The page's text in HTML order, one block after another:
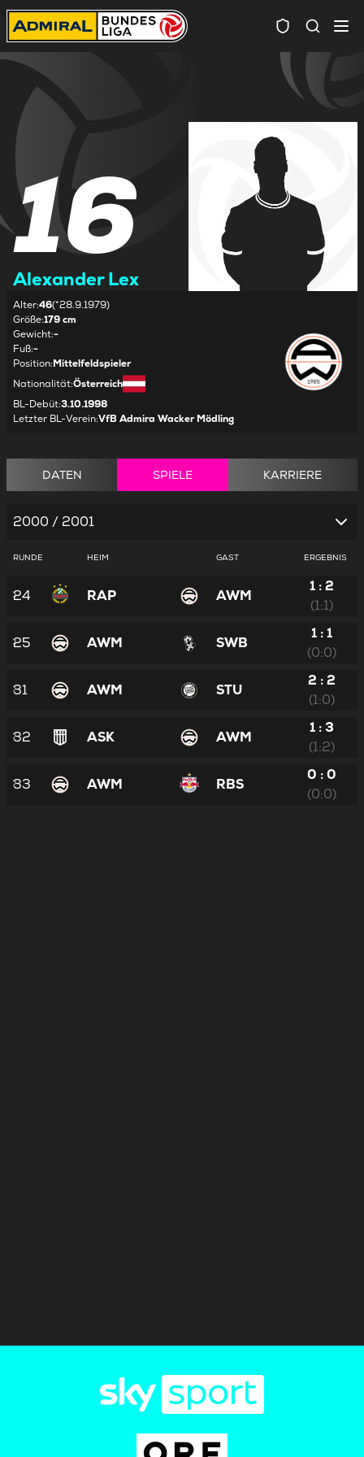
16
Alexander Lex
Alter:46(*28.9.1979)
Größe:179 cm
Gewicht:-
Fuß:-
Position:Mittelfeldspieler
Nationalität:Österreich
BL-Debüt:3.10.1998
Letzter BL-Verein:VfB Admira Wacker Mödling
DATEN SPIELE KARRIERE
2000 / 2001
RUNDE HEIM GAST ERGEBNIS
24 RAP AWM
1 : 2
(1:1)
25 AWM SWB
1 : 1
(0:0)
31 AWM STU
2 : 2
(1:0)
32 ASK AWM
1 : 3
(1:2)
33 AWM RBS
0 : 0
(0:0)